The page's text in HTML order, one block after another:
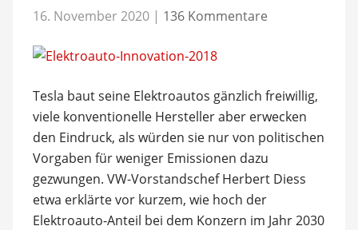
16. November 2020 | 136 Kommentare
Tesla baut seine Elektroautos gänzlich freiwillig,
viele konventionelle Hersteller aber erwecken
den Eindruck, als würden sie nur von politischen
Vorgaben für weniger Emissionen dazu
gezwungen. VW-Vorstandschef Herbert Diess
etwa erklärte vor kurzem, wie hoch der
Elektroauto-Anteil bei dem Konzern im Jahr 2030